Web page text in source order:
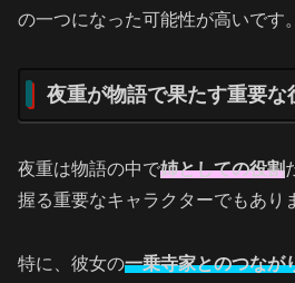
の一つになった可能性が高いです。
夜重が物語で果たす重要な
夜重は物語の中で姉としての役割
握る重要なキャラクターでもあり
特に、彼女の一乗寺家とのつなが